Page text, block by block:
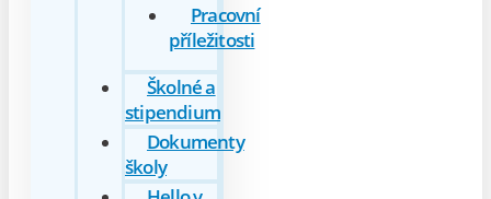
Pracovní
příležitosti
Školné a
stipendium
Dokumenty
školy